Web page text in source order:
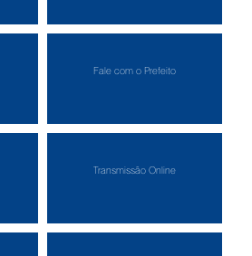
Fale com o Prefeito
Transmissão Online